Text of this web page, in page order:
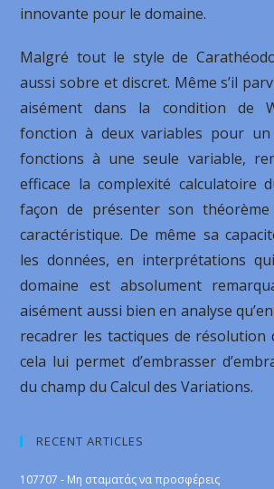
innovante pour le domaine.
Malgré tout le style de
aussi sobre et discret. Même s’il
aisément dans la condition de
fonction à deux variables pour
fonctions à une seule variable,
efficace la complexité calculatoire
façon de présenter son
caractéristique. De même sa
les données, en interprétations
domaine est absolument
aisément aussi bien en analyse
recadrer les tactiques de résolution
cela lui permet d’embrasser
du champ du Calcul des Variations.
RECENT ARTICLES
107707 - Μη σταματάς να προσφέρεις